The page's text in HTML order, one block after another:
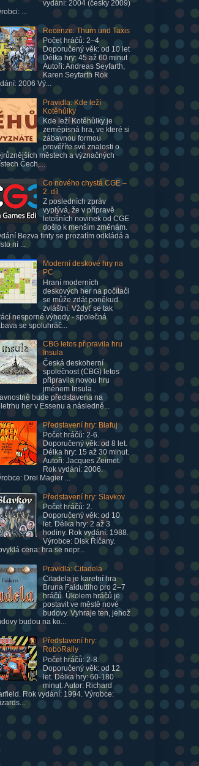
vydání: 2004 (česky 2009)
...
Recenze: Thurn und Taxis
Počet hráčů: 2–4
Doporučený věk: od 10 let
Délka hry: 45 až 60 minut
Autoři: Andreas Seyfarth,
Karen Seyfarth Rok
2006 Vý...
Pravidla: Kde leží
Kotěhůlky
Kde leží Kotěhůlky je
zeměpisná hra, ve které si
zábavnou formou
prověříte své znalosti o
městech a význačných
Čech,...
Co nového chystá CGE –
2. díl
Z posledních zpráv
vyplývá, že v přípravě
letošních novinek od CGE
došlo k menším změnám.
Bezva finty se prozatím odkládá a
ní ...
Moderní deskové hry na
PC
Hraní moderních
deskových her na počítači
se může zdát poněkud
zvláštní. Vždyť se tak
nesporné výhody - společná
se spoluhráč...
CBG letos připravila hru
Insula
Česká deskoherní
společnost (CBG) letos
připravila novou hru
jménem Insula .
bude představena na
her v Essenu a následně...
Představení hry: Blafuj
Počet hráčů: 2-6.
Doporučený věk: od 8 let.
Délka hry: 15 až 30 minut.
Autoři: Jacques Zeimet.
Rok vydání: 2006.
Drei Magier ...
Představení hry: Slavkov
Počet hráčů: 2.
Doporučený věk: od 10
let. Délka hry: 2 až 3
hodiny. Rok vydání: 1988.
Výrobce: Disk Říčany.
cena: hra se nepr...
Pravidla: Citadela
Citadela je karetní hra
Bruna Faiduttiho pro 2–7
hráčů. Úkolem hráčů je
postavit ve městě nové
budovy. Vyhraje ten, jehož
budou na ko...
Představení hry:
RoboRally
Počet hráčů: 2-8.
Doporučený věk: od 12
let. Délka hry: 60-180
minut. Autor: Richard
Rok vydání: 1994. Výrobce: